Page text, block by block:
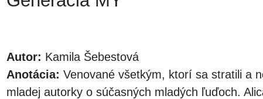
Autor: Kamila Šebestová
Anotácia: Venované všetkým, ktorí sa stratili a
mladej autorky o súčasných mladých ľuďoch.